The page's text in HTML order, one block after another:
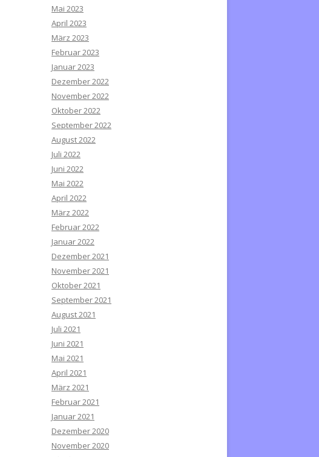
Mai 2023
April 2023
März 2023
Februar 2023
Januar 2023
Dezember 2022
November 2022
Oktober 2022
September 2022
August 2022
Juli 2022
Juni 2022
Mai 2022
April 2022
März 2022
Februar 2022
Januar 2022
Dezember 2021
November 2021
Oktober 2021
September 2021
August 2021
Juli 2021
Juni 2021
Mai 2021
April 2021
März 2021
Februar 2021
Januar 2021
Dezember 2020
November 2020